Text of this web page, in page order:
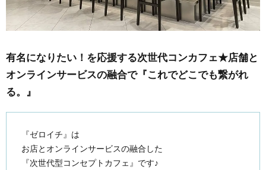
有名になりたい！を応援する次世代コンカフェ★店舗と
オンラインサービスの融合で『これでどこでも繋がれ
る。』
『ゼロイチ』は
お店とオンラインサービスの融合した
『次世代型コンセプトカフェ』です♪